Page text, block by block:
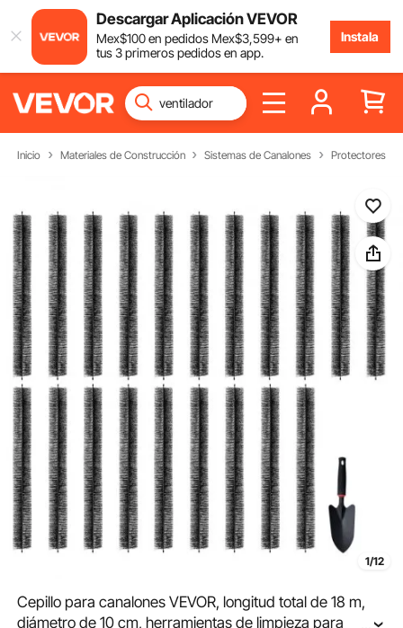
Descargar Aplicación VEVOR
Mex$100en pedidos Mex$3,599+ en
tus 3 primeros pedidos en app.
Instala
Inicio Materiales de Construcción Sistemas de Canalones Protectores &
1/12
Cepillo para canalones VEVOR, longitud total de 18 m,
diámetro de 10 cm, herramientas de limpieza para
...